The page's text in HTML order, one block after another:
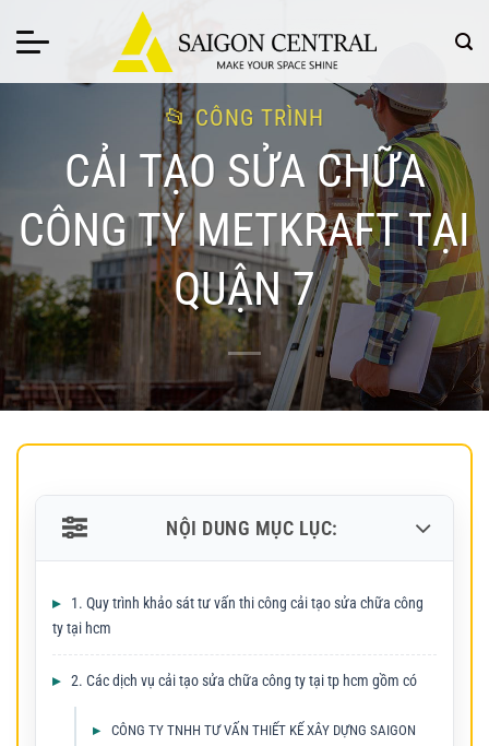
qua
CÔNG TRÌNH
CẢI TẠO SỬA CHỮA
CÔNG TY METKRAFT TẠI
QUẬN 7
NỘI DUNG MỤC LỤC:
1. Quy trình khảo sát tư vấn thi công cải tạo sửa chữa công
ty tại hcm
2. Các dịch vụ cải tạo sửa chữa công ty tại tp hcm gồm có
CÔNG TY TNHH TƯ VẤN THIẾT KẾ XÂY DỰNG SAIGON